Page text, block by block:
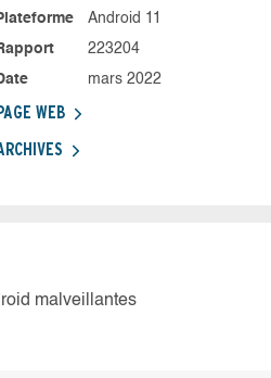
Android 11
223204
mars 2022
WEB
malveillantes